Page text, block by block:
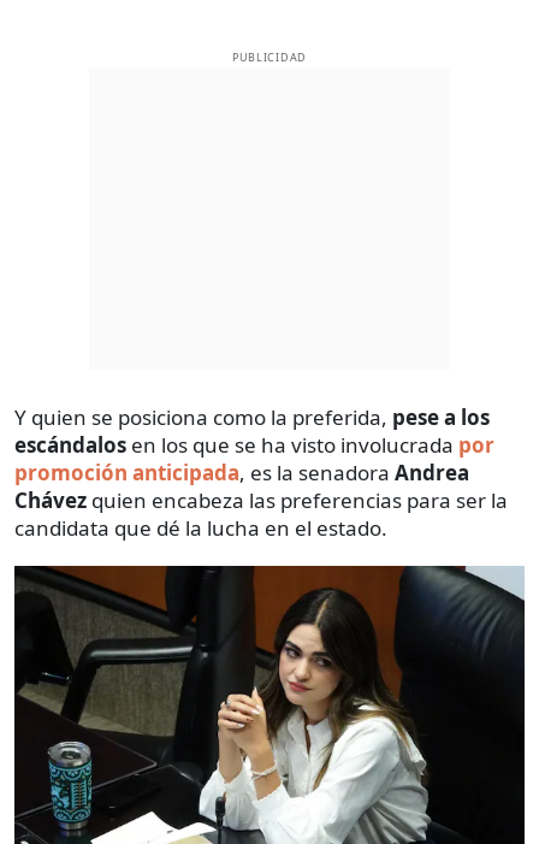
PUBLICIDAD
Y quien se posiciona como la preferida, pese a los
escándalos en los que se ha visto involucrada por
promoción anticipada, es la senadora Andrea
Chávez quien encabeza las preferencias para ser la
candidata que dé la lucha en el estado.